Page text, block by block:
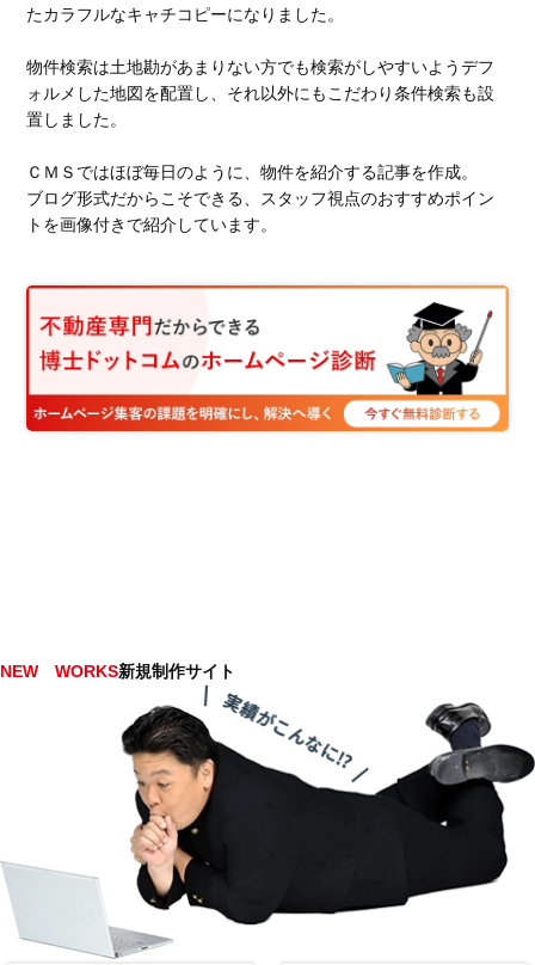
たカラフルなキャチコピーになりました。
物件検索は土地勘があまりない方でも検索がしやすいようデフ
ォルメした地図を配置し、それ以外にもこだわり条件検索も設
置しました。
ＣＭＳではほぼ毎日のように、物件を紹介する記事を作成。
ブログ形式だからこそできる、スタッフ視点のおすすめポイン
トを画像付きで紹介しています。
NEW WORKS新規制作サイト